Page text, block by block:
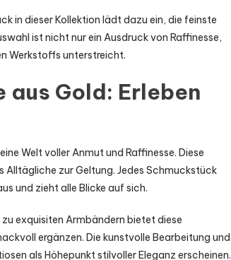
in dieser Kollektion lädt dazu ein, die feinste
ist nicht nur ein Ausdruck von Raffinesse,
Werkstoffs unterstreicht.
aus Gold: Erleben
Welt voller Anmut und Raffinesse. Diese
Alltägliche zur Geltung. Jedes Schmuckstück
und zieht alle Blicke auf sich.
exquisiten Armbändern bietet diese
ergänzen. Die kunstvolle Bearbeitung und
als Höhepunkt stilvoller Eleganz erscheinen.